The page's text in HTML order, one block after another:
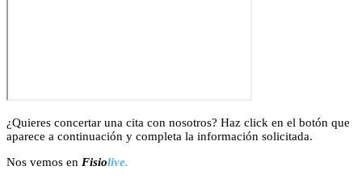
¿Quieres concertar una cita con nosotros? Haz click en el botón que
aparece a continuación y completa la información solicitada.
Nos vemos en Fisiolive.